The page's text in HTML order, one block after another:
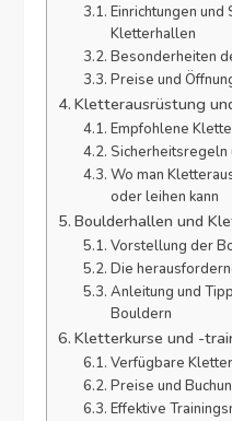
Einrichtungen
Kletterhallen
Besonderheiten
Preise und
Kletterausrüstung
Empfohlene
Wo man
oder leihen kann
Boulderhallen und
Vorstellung der
Die
Anleitung und
Bouldern
Kletterkurse und -
Verfügbare
Preise und
Effektive